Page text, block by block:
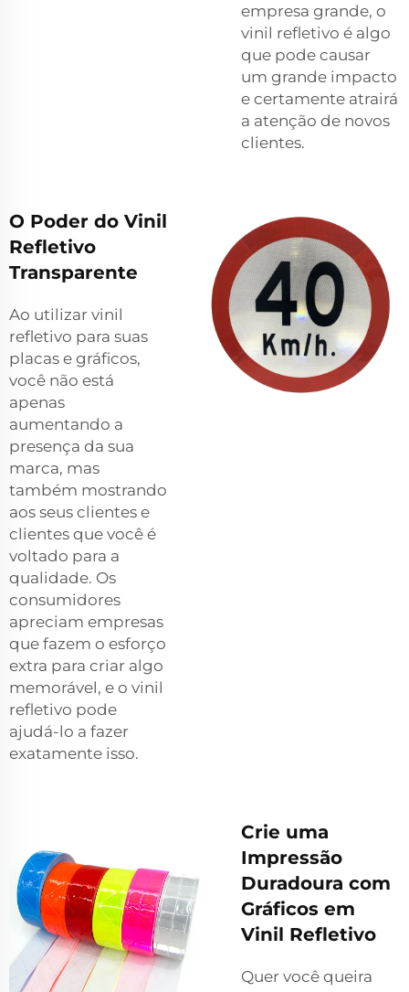
empresa grande, o
vinil refletivo é algo
que pode causar
um grande impacto
e certamente atrairá
a atenção de novos
clientes.
O Poder do Vinil
Refletivo
Transparente
Ao utilizar vinil
refletivo para suas
placas e gráficos,
você não está
apenas
aumentando a
presença da sua
marca, mas
também mostrando
aos seus clientes e
clientes que você é
voltado para a
qualidade. Os
consumidores
apreciam empresas
que fazem o esforço
extra para criar algo
memorável, e o vinil
refletivo pode
ajudá-lo a fazer
exatamente isso.
Crie uma
Impressão
Duradoura com
Gráficos em
Vinil Refletivo
Quer você queira